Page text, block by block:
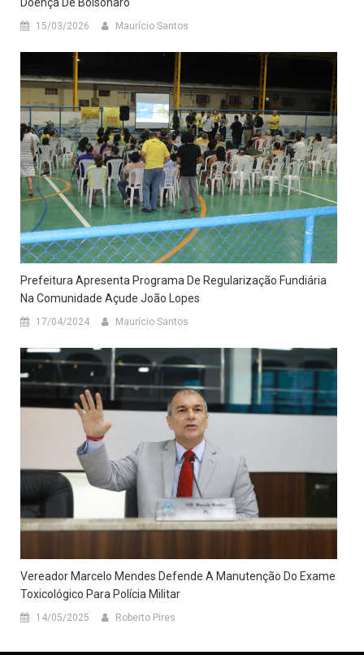
Doença De Bolsonaro
15/03/2026 Maurício Santos
Prefeitura Apresenta Programa De Regularização Fundiária
Na Comunidade Açude João Lopes
17/04/2024 Maurício Santos
Vereador Marcelo Mendes Defende A Manutenção Do Exame
Toxicológico Para Polícia Militar
14/05/2025 Roberto Pires